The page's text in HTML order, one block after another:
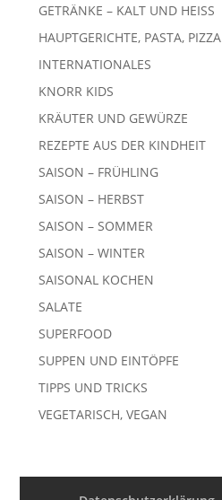
GETRÄNKE – KALT UND HEISS
HAUPTGERICHTE, PASTA, PIZZA
INTERNATIONALES
KNORR KIDS
KRÄUTER UND GEWÜRZE
REZEPTE AUS DER KINDHEIT
SAISON – FRÜHLING
SAISON – HERBST
SAISON – SOMMER
SAISON – WINTER
SAISONAL KOCHEN
SALATE
SUPERFOOD
SUPPEN UND EINTÖPFE
TIPPS UND TRICKS
VEGETARISCH, VEGAN